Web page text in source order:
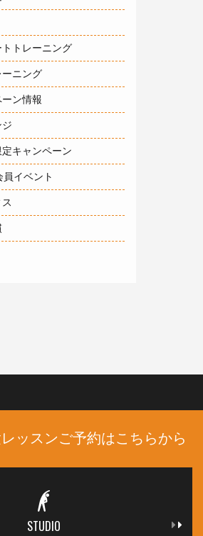
トトレーニング
ニング
ン情報
キャンペーン
員イベント
ッスンご予約はこちらから
STUDIO